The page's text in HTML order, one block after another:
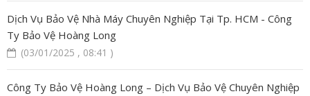
Dịch Vụ Bảo Vệ Nhà Máy Chuyên Nghiệp Tại Tp. HCM - Công
Ty Bảo Vệ Hoàng Long
(03/01/2025 , 08:41 )
Công Ty Bảo Vệ Hoàng Long – Dịch Vụ Bảo Vệ Chuyên Nghiệp